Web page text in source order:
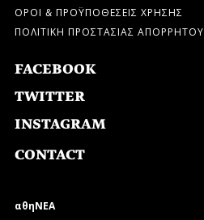
ΟΡΟΙ & ΠΡΟΫΠΟΘΕΣΕΙΣ ΧΡΗΣΗΣ
ΠΟΛΙΤΙΚΗ ΠΡΟΣΤΑΣΙΑΣ ΑΠΟΡΡΗΤΟΥ
FACEBOOK
TWITTER
INSTAGRAM
CONTACT
αθηΝΕΑ